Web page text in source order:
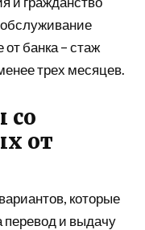
банка – стаж
трех месяцев.
со
от
которые
перевод и выдачу